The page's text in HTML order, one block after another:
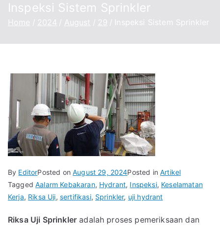
Inspeksi Sistem Sprinkler
Home 2024 August 29 Inspeksi Sistem Sprinkler
By EditorPosted onAugust 29, 2024Posted inArtikel
TaggedAalarm Kebakaran, Hydrant, Inspeksi, Keselamatan
Kerja, Riksa Uji, sertifikasi, Sprinkler, uji hydrant
Riksa Uji Sprinkler adalah proses pemeriksaan dan